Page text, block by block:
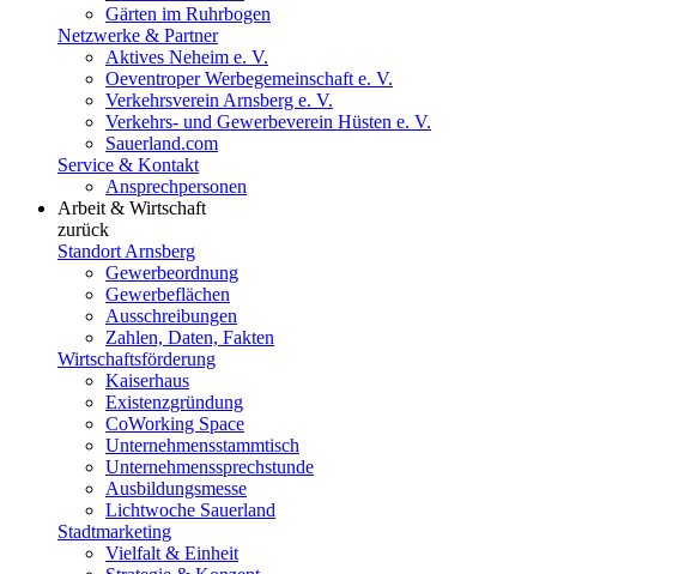
Gärten im Ruhrbogen
Netzwerke & Partner
Aktives Neheim e. V.
Oeventroper Werbegemeinschaft e. V.
Verkehrsverein Arnsberg e. V.
Verkehrs- und Gewerbeverein Hüsten e. V.
Sauerland.com
Service & Kontakt
Ansprechpersonen
Arbeit & Wirtschaft
zurück
Standort Arnsberg
Gewerbeordnung
Gewerbeflächen
Ausschreibungen
Zahlen, Daten, Fakten
Wirtschaftsförderung
Kaiserhaus
Existenzgründung
CoWorking Space
Unternehmensstammtisch
Unternehmenssprechstunde
Ausbildungsmesse
Lichtwoche Sauerland
Stadtmarketing
Vielfalt & Einheit